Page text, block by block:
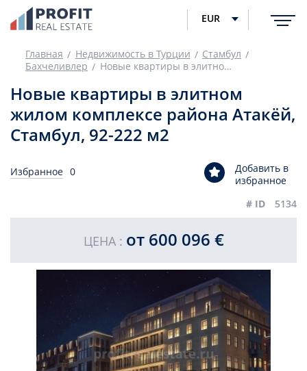
EUR
Главная Недвижимость в Турции
Стамбул
Бахчеливлер
Новые квартиры в элитном жилом комплексе района Атакёй, Стамбул, 92-222 м2
Новые квартиры в элитном
жилом комплексе района Атакёй,
Стамбул, 92-222 м2
Избранное 0
Добавить в
избранное
# ID
5134
ЦЕНА : от 600 096 €